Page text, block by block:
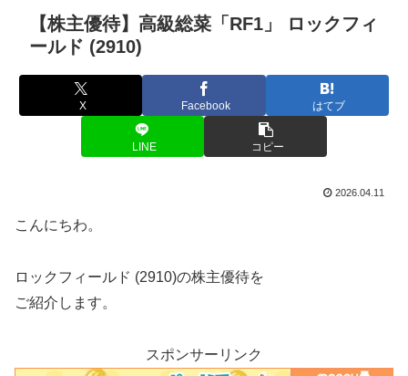
【株主優待】高級総菜「RF1」 ロックフィ
ールド (2910)
X Facebook はてブ
LINE コピー
2026.04.11
こんにちわ。
ロックフィールド (2910)の株主優待を
ご紹介します。
スポンサーリンク